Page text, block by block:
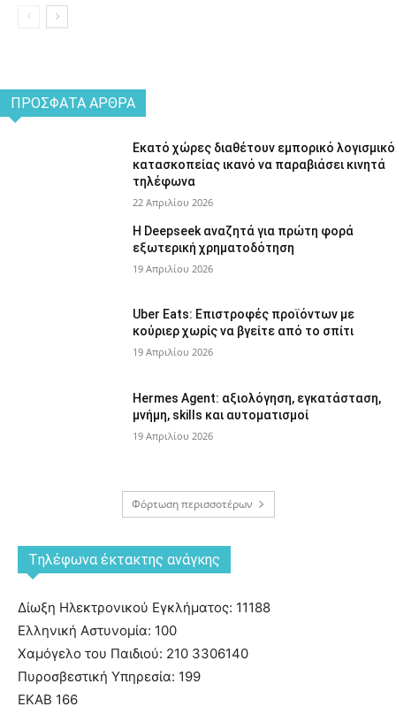
ΠΡΌΣΦΑΤΑ ΆΡΘΡΑ
Εκατό χώρες διαθέτουν εμπορικό λογισμικό
κατασκοπείας ικανό να παραβιάσει κινητά
τηλέφωνα
22 Απριλίου 2026
Η Deepseek αναζητά για πρώτη φορά
εξωτερική χρηματοδότηση
19 Απριλίου 2026
Uber Eats: Επιστροφές προϊόντων με
κούριερ χωρίς να βγείτε από το σπίτι
19 Απριλίου 2026
Hermes Agent: αξιολόγηση, εγκατάσταση,
μνήμη, skills και αυτοματισμοί
19 Απριλίου 2026
Φόρτωση περισσοτέρων
Tηλέφωνα έκτακτης ανάγκης
Δίωξη Ηλεκτρονικού Εγκλήματος: 11188
Ελληνική Αστυνομία: 100
Χαμόγελο του Παιδιού: 210 3306140
Πυροσβεστική Υπηρεσία: 199
ΕΚΑΒ 166